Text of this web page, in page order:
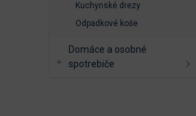
Kuchynské drezy
Odpadkové koše
Domáce a osobné
spotrebiče